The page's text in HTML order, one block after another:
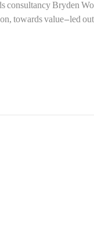
consultancy Bryden
towards value-led